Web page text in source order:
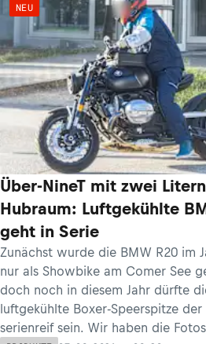
NEU
Über-NineT mit zwei Litern
Hubraum: Luftgekühlte
geht in Serie
Zunächst wurde die BMW R20 im
nur als Showbike am Comer See
doch noch in diesem Jahr dürfte
luftgekühlte Boxer-Speerspitze der
serienreif sein. Wir haben die